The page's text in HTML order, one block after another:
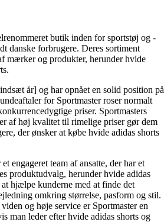
butik inden for sportstøj og -
danske forbrugere. Deres sortiment
mærker og produkter, herunder hvide
år] og har opnået en solid position på
for Sportmaster roser normalt
priser. Sportmasters
af høj kvalitet til rimelige priser gør dem
der ønsker at købe hvide adidas shorts
engageret team af ansatte, der har et
produktudvalg, herunder hvide adidas
hjælpe kunderne med at finde det
omkring størrelse, pasform og stil.
og høje service er Sportmaster en
man leder efter hvide adidas shorts og